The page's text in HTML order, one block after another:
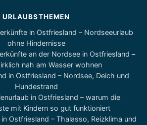
URLAUBSTHEMEN
in Ostfriesland – Nordseeurlaub
ohne Hindernisse
an der Nordsee in Ostfriesland –
nah am Wasser wohnen
in Ostfriesland – Nordsee, Deich und
Hundestrand
in Ostfriesland – warum die
mit Kindern so gut funktioniert
Ostfriesland – Thalasso, Reizklima und